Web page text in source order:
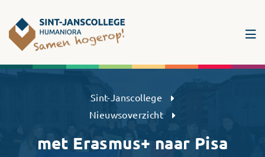
Sint-Janscollege Humaniora
Sint-Janscollege
Nieuwsoverzicht
met Erasmus+ naar Pisa